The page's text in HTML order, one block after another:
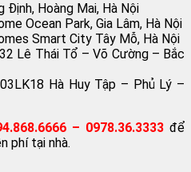
Định, Hoàng Mai, Hà Nội
Ocean Park, Gia Lâm, Hà Nội
Smart City Tây Mỗ, Hà Nội
Lê Thái Tổ – Võ Cường – Bắc
Hà Huy Tập – Phủ Lý –
– 0978.36.3333 để
phí tại nhà.